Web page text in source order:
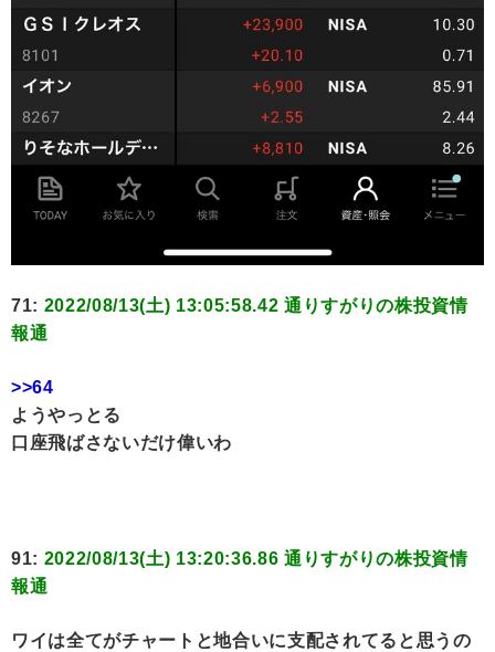
71: 2022/08/13(土) 13:05:58.42 通りすがりの株投資情
報通
>>64
ようやっとる
口座飛ばさないだけ偉いわ
91: 2022/08/13(土) 13:20:36.86 通りすがりの株投資情
報通
ワイは全てがチャートと地合いに支配されてると思うの